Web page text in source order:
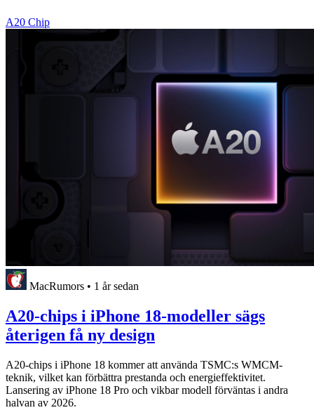
A20 Chip
MacRumors • 1 år sedan
A20-chips i iPhone 18-modeller sägs
återigen få ny design
A20-chips i iPhone 18 kommer att använda TSMC:s WMCM-
teknik, vilket kan förbättra prestanda och energieffektivitet.
Lansering av iPhone 18 Pro och vikbar modell förväntas i andra
halvan av 2026.